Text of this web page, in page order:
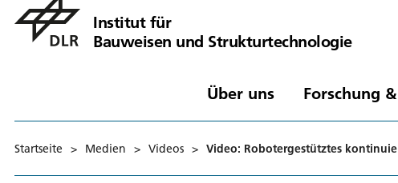
Institut für
Bauweisen und Strukturtechnologie
Über uns Forschung
Startseite > Medien > Videos > Video: Robotergestütztes